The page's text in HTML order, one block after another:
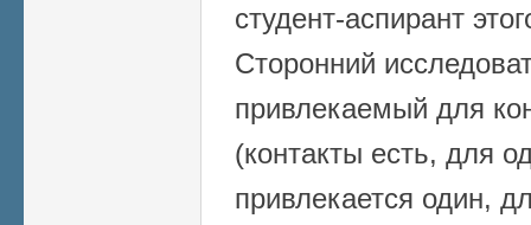
студент-аспирант
Сторонний
привлекаемый для
(контакты есть, для
привлекается один,